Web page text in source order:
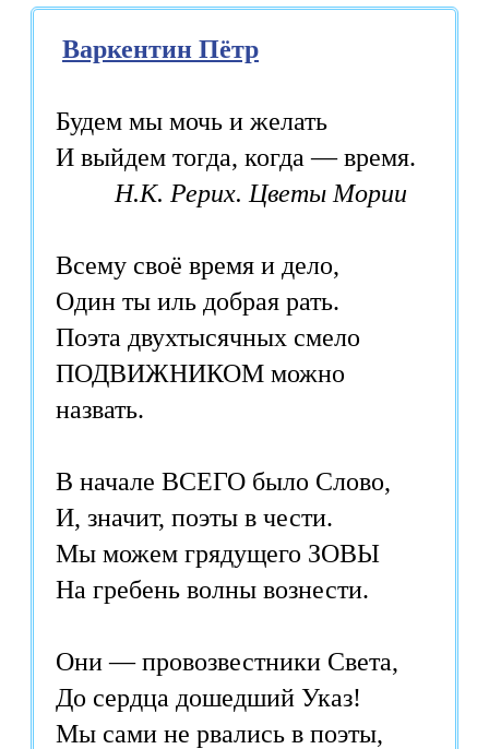
Варкентин Пётр
Будем мы мочь и желать
И выйдем тогда, когда — время.
Н.К. Рерих. Цветы Мории
Всему своё время и дело,
Один ты иль добрая рать.
Поэта двухтысячных смело
ПОДВИЖНИКОМ можно
назвать.
В начале ВСЕГО было Слово,
И, значит, поэты в чести.
Мы можем грядущего ЗОВЫ
На гребень волны вознести.
Они — провозвестники Света,
До сердца дошедший Указ!
Мы сами не рвались в поэты,